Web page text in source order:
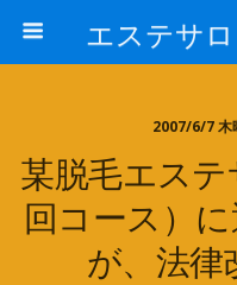
2007/6/7
某脱毛エステ
回コース）
が、法律